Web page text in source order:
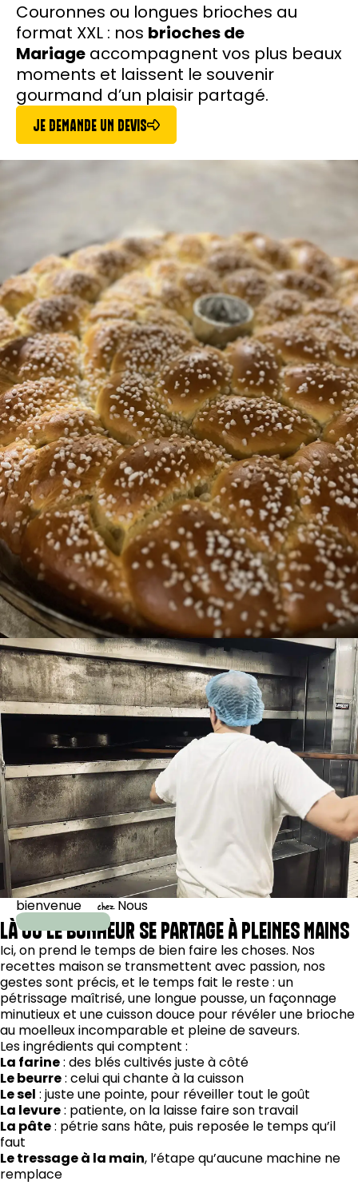
Couronnes ou longues brioches au
format XXL : nos brioches de
Mariage accompagnent vos plus beaux
moments et laissent le souvenir
gourmand d’un plaisir partagé.
JE DEMANDE UN DEVIS
bienvenue chez Nous
LÀ OÙ LE BONHEUR SE PARTAGE À PLEINES MAINS
Ici, on prend le temps de bien faire les choses. Nos
recettes maison se transmettent avec passion, nos
gestes sont précis, et le temps fait le reste : un
pétrissage maîtrisé, une longue pousse, un façonnage
minutieux et une cuisson douce pour révéler une brioche
au moelleux incomparable et pleine de saveurs.
Les ingrédients qui comptent :
La farine: des blés cultivés juste à côté
Le beurre: celui qui chante à la cuisson
Le sel : juste une pointe, pour réveiller tout le goût
La levure: patiente, on la laisse faire son travail
La pâte: pétrie sans hâte, puis reposée le temps qu’il
faut
Le tressage à la main, l’étape qu’aucune machine ne
remplace